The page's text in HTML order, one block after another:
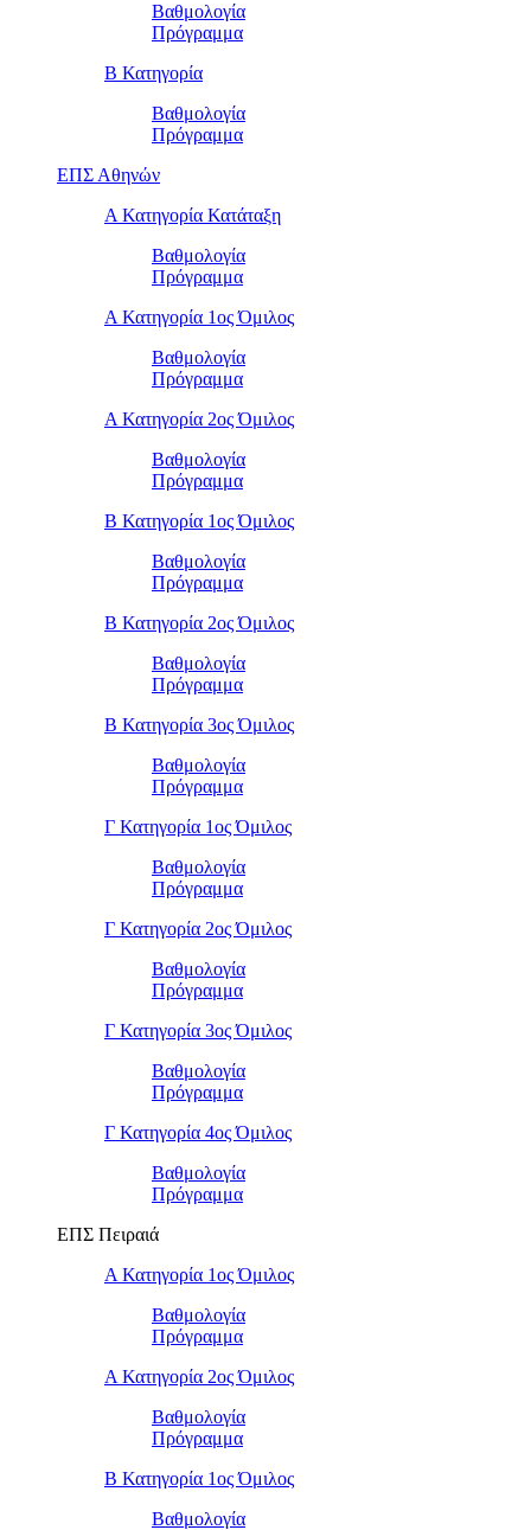
Βαθμολογία
Πρόγραμμα
Β Κατηγορία
Βαθμολογία
Πρόγραμμα
ΕΠΣ Αθηνών
Α Κατηγορία Κατάταξη
Βαθμολογία
Πρόγραμμα
Α Κατηγορία 1ος Όμιλος
Βαθμολογία
Πρόγραμμα
Α Κατηγορία 2ος Όμιλος
Βαθμολογία
Πρόγραμμα
Β Κατηγορία 1ος Όμιλος
Βαθμολογία
Πρόγραμμα
Β Κατηγορία 2ος Όμιλος
Βαθμολογία
Πρόγραμμα
Β Κατηγορία 3ος Όμιλος
Βαθμολογία
Πρόγραμμα
Γ Κατηγορία 1ος Όμιλος
Βαθμολογία
Πρόγραμμα
Γ Κατηγορία 2ος Όμιλος
Βαθμολογία
Πρόγραμμα
Γ Κατηγορία 3ος Όμιλος
Βαθμολογία
Πρόγραμμα
Γ Κατηγορία 4ος Όμιλος
Βαθμολογία
Πρόγραμμα
ΕΠΣ Πειραιά
Α Κατηγορία 1ος Όμιλος
Βαθμολογία
Πρόγραμμα
Α Κατηγορία 2ος Όμιλος
Βαθμολογία
Πρόγραμμα
Β Κατηγορία 1ος Όμιλος
Βαθμολογία